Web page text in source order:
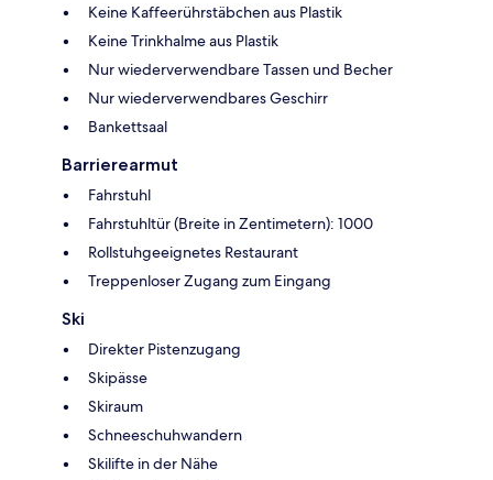
Keine Kaffeerührstäbchen aus Plastik
Keine Trinkhalme aus Plastik
Nur wiederverwendbare Tassen und Becher
Nur wiederverwendbares Geschirr
Bankettsaal
Barrierearmut
Fahrstuhl
Fahrstuhltür (Breite in Zentimetern): 1000
Rollstuhgeeignetes Restaurant
Treppenloser Zugang zum Eingang
Ski
Direkter Pistenzugang
Skipässe
Skiraum
Schneeschuhwandern
Skilifte in der Nähe